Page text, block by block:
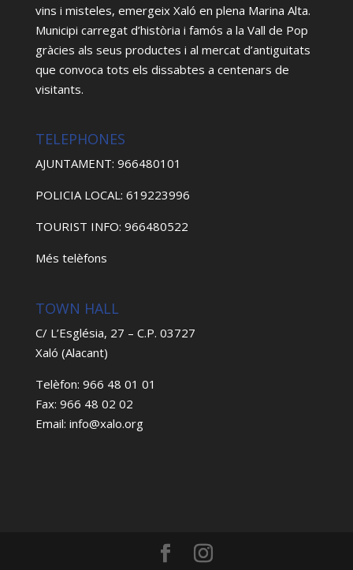
vins i misteles, emergeix Xaló en plena Marina Alta.
Municipi carregat d’història i famós a la Vall de Pop
gràcies als seus productes i al mercat d’antiguitats
que convoca tots els dissabtes a centenars de
visitants.
TELEPHONES
AJUNTAMENT: 966480101
POLICIA LOCAL: 619223996
TOURIST INFO: 966480522
Més telèfons
TOWN HALL
C/ L’Església, 27 – C.P. 03727
Xaló (Alacant)
Telèfon: 966 48 01 01
Fax: 966 48 02 02
Email: info@xalo.org